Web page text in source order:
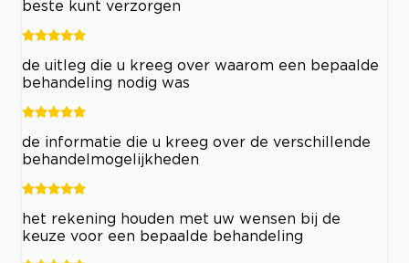
beste kunt verzorgen
de uitleg die u kreeg over waarom een bepaalde
behandeling nodig was
de informatie die u kreeg over de verschillende
behandelmogelijkheden
het rekening houden met uw wensen bij de
keuze voor een bepaalde behandeling